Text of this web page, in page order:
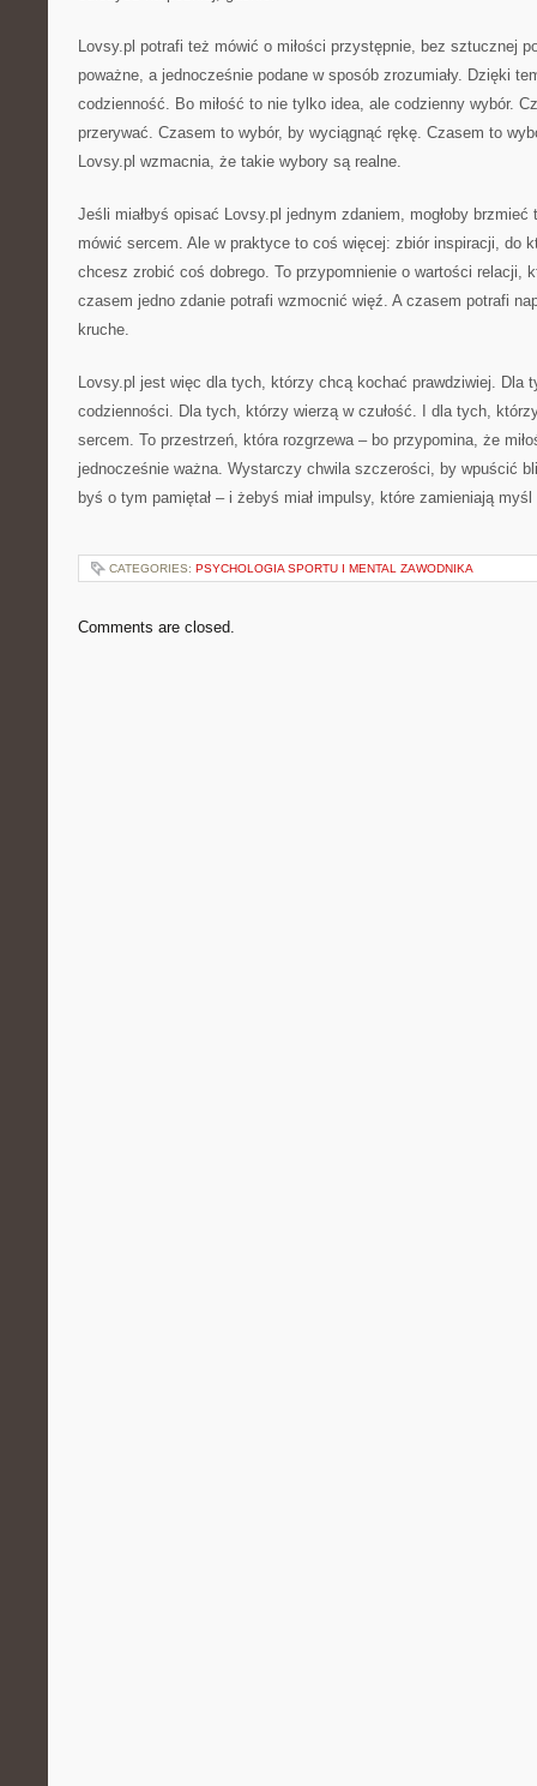
Lovsy.pl potrafi też mówić o miłości przystępnie, bez sztucznej
poważne, a jednocześnie podane w sposób zrozumiały. Dzięki
codzienność. Bo miłość to nie tylko idea, ale codzienny wybór.
przerywać. Czasem to wybór, by wyciągnąć rękę. Czasem to
Lovsy.pl wzmacnia, że takie wybory są realne.
Jeśli miałbyś opisać Lovsy.pl jednym zdaniem, mogłoby
mówić sercem. Ale w praktyce to coś więcej: zbiór inspiracji, do
chcesz zrobić coś dobrego. To przypomnienie o wartości relacji,
czasem jedno zdanie potrafi wzmocnić więź. A czasem potrafi
kruche.
Lovsy.pl jest więc dla tych, którzy chcą kochać prawdziwiej. Dla
codzienności. Dla tych, którzy wierzą w czułość. I dla tych,
sercem. To przestrzeń, która rozgrzewa – bo przypomina, że
jednocześnie ważna. Wystarczy chwila szczerości, by wpuścić
byś o tym pamiętał – i żebyś miał impulsy, które zamieniają
CATEGORIES: PSYCHOLOGIA SPORTU I MENTAL ZAWODNIKA
Comments are closed.